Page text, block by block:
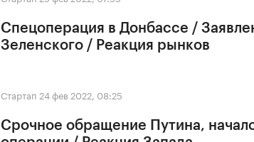
Спецоперация в Донбассе /
Зеленского / Реакция рынков
Стартап 24 фев 2022, 08:25
Срочное обращение Путина,